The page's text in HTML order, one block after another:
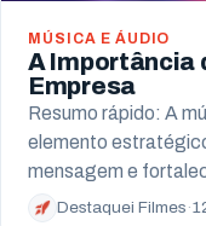
MÚSICA E ÁUDIO
A Importância
Empresa
Resumo rápido: A
elemento
mensagem e
Destaquei Filmes ·